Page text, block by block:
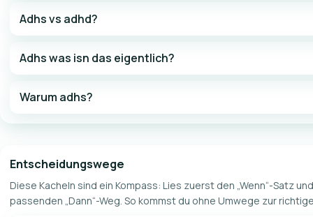
Adhs vs adhd?
Adhs was isn das eigentlich?
Warum adhs?
Entscheidungswege
Diese Kacheln sind ein Kompass: Lies zuerst den „Wenn“-Satz
passenden „Dann“-Weg. So kommst du ohne Umwege zur